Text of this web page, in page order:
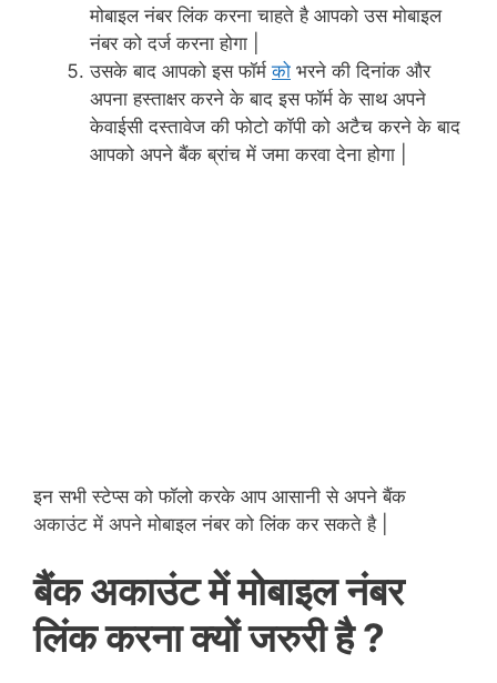
मोबाइल नंबर लिंक करना चाहते है आपको उस मोबाइल
नंबर को दर्ज करना होगा |
उसके बाद आपको इस फॉर्मको भरने की दिनांक और
अपना हस्ताक्षर करने के बाद इस फॉर्म के साथ अपने
केवाईसी दस्तावेज की फोटो कॉपी को अटैच करने के बाद
आपको अपने बैंक ब्रांच में जमा करवा देना होगा |
इन सभी स्टेप्स को फॉलो करके आप आसानी से अपने बैंक
अकाउंट में अपने मोबाइल नंबर को लिंक कर सकते है |
बैंक अकाउंट में मोबाइल नंबर
लिंक करना क्यों जरुरी है ?